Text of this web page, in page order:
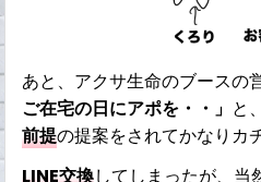
あと、アクサ生命のブースの
ご在宅の日にアポを・・」 と
前提の提案をされてかなりカ
LINE交換してしまったが、当